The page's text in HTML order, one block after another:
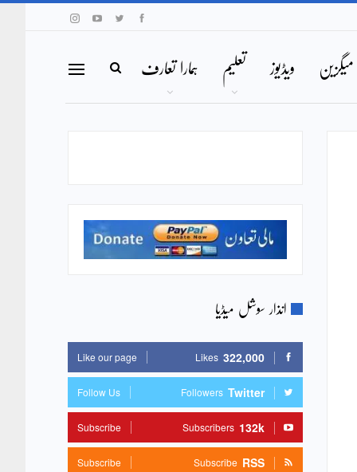
میگزین ویڈیوز تعلیم ہمارا تعارف
انذار سوشل میڈیا
322,000
Likes
Like our page
Twitter
Followers
Follow Us
132k
Subscribers
Subscribe
RSS
Subscribe
Subscribe